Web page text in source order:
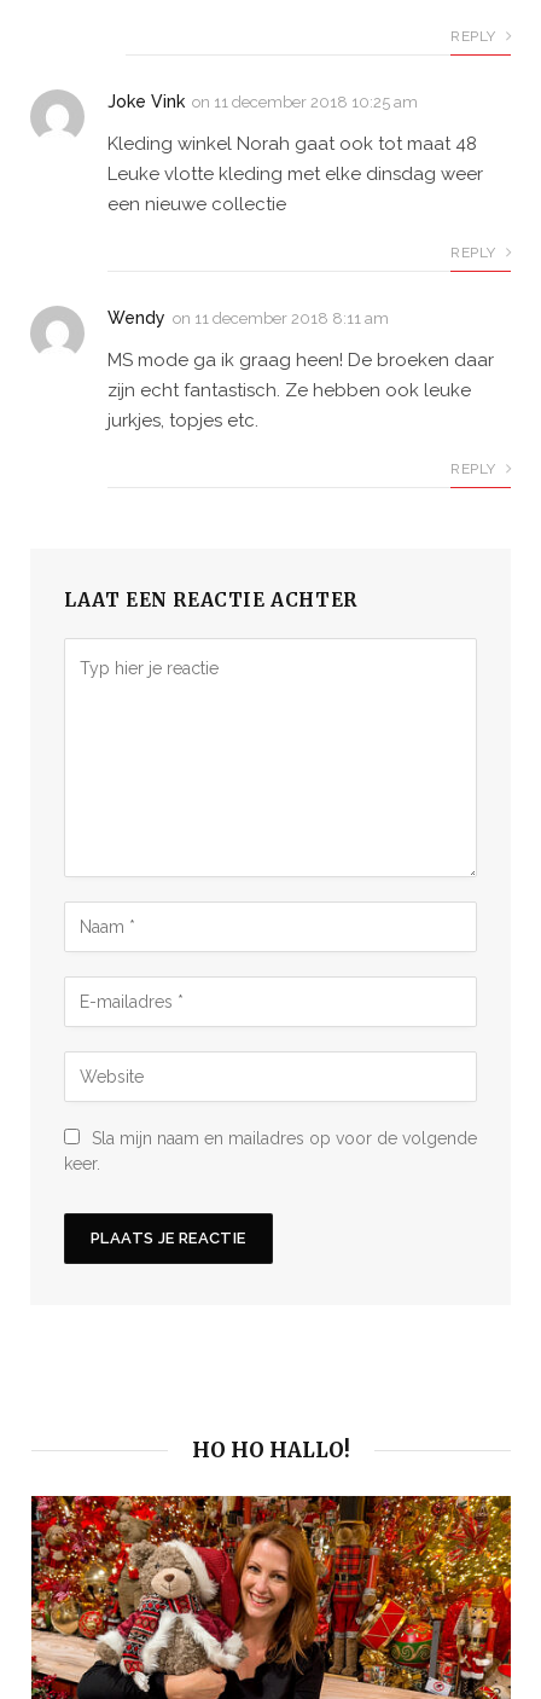
REPLY
Joke Vink on 11 december 2018 10:25 am
Kleding winkel Norah gaat ook tot maat 48
Leuke vlotte kleding met elke dinsdag weer
een nieuwe collectie
REPLY
Wendy on 11 december 2018 8:11 am
MS mode ga ik graag heen! De broeken daar
zijn echt fantastisch. Ze hebben ook leuke
jurkjes, topjes etc.
REPLY
LAAT EEN REACTIE ACHTER
Sla mijn naam en mailadres op voor de volgende
keer.
HO HO HALLO!